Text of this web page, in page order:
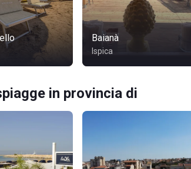
Baianà
Ispica
in provincia di